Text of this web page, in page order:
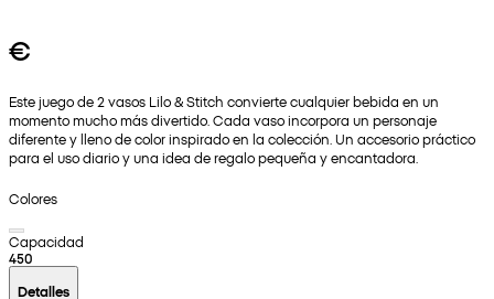
€
Este juego de 2 vasos Lilo & Stitch convierte cualquier bebida en un
momento mucho más divertido. Cada vaso incorpora un personaje
diferente y lleno de color inspirado en la colección. Un accesorio práctico
para el uso diario y una idea de regalo pequeña y encantadora.
Colores
Capacidad
450
Detalles